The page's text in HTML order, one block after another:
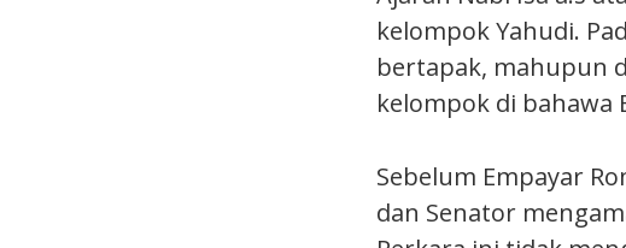
kelompok Yahudi.
bertapak, mahupun
kelompok di bahawa
Sebelum Empayar
dan Senator